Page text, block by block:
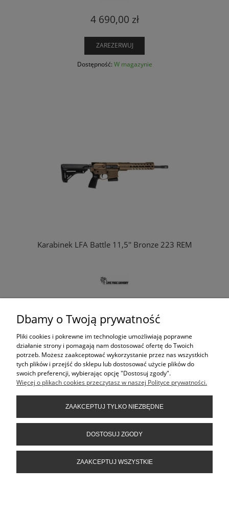
4 690,00 zł
ZAREZERWUJ
Dostępność: W magazynie
Karabinek LFA Battle 11,5'' Bronze 223 REM
POWIADOM O DOSTĘPNOŚCI
Dostępność:Brak (oczekuje na dostawę)
KONTAKT
POMOC
Dbamy o Twoją prywatność
Pliki cookies i pokrewne im technologie umożliwiają poprawne
działanie strony i pomagają nam dostosować ofertę do Twoich
potrzeb. Możesz zaakceptować wykorzystanie przez nas wszystkich
tych plików i przejść do sklepu lub dostosować użycie plików do
swoich preferencji, wybierając opcję "Dostosuj zgody".
Więcej o plikach cookies przeczytasz w naszej Polityce prywatności.
ZAAKCEPTUJ TYLKO NIEZBĘDNE
DOSTOSUJ ZGODY
ZAAKCEPTUJ WSZYSTKIE